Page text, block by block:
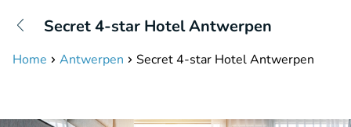
Bereikbaar tot 23:00 uur
Secret 4-star Hotel Antwerpen
Home Antwerpen Secret 4-star Hotel Antwerpen